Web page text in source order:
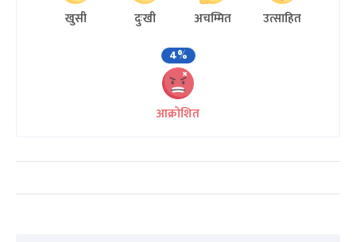
खुसी दुःखी अचम्मित
उत्साहित
4%
आक्रोशित